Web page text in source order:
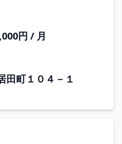
円 / 月
田町１０４－１